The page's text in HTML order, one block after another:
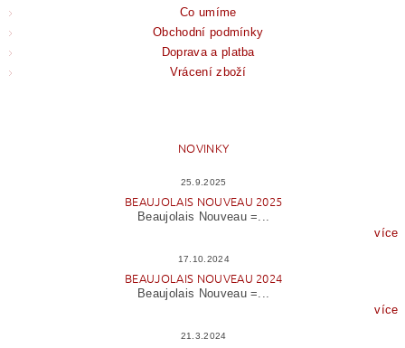
Co umíme
Obchodní podmínky
Doprava a platba
Vrácení zboží
NOVINKY
25.9.2025
BEAUJOLAIS NOUVEAU 2025
Beaujolais Nouveau =...
více
17.10.2024
BEAUJOLAIS NOUVEAU 2024
Beaujolais Nouveau =...
více
21.3.2024